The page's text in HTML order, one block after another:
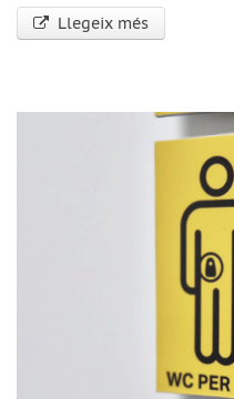
Llegeix més